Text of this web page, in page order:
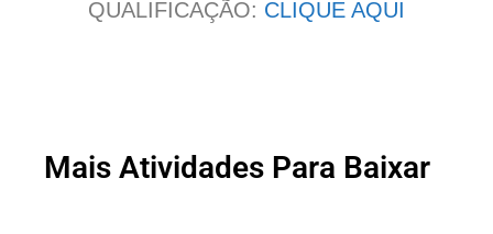
QUALIFICAÇÃO: CLIQUE AQUI
Mais Atividades Para Baixar